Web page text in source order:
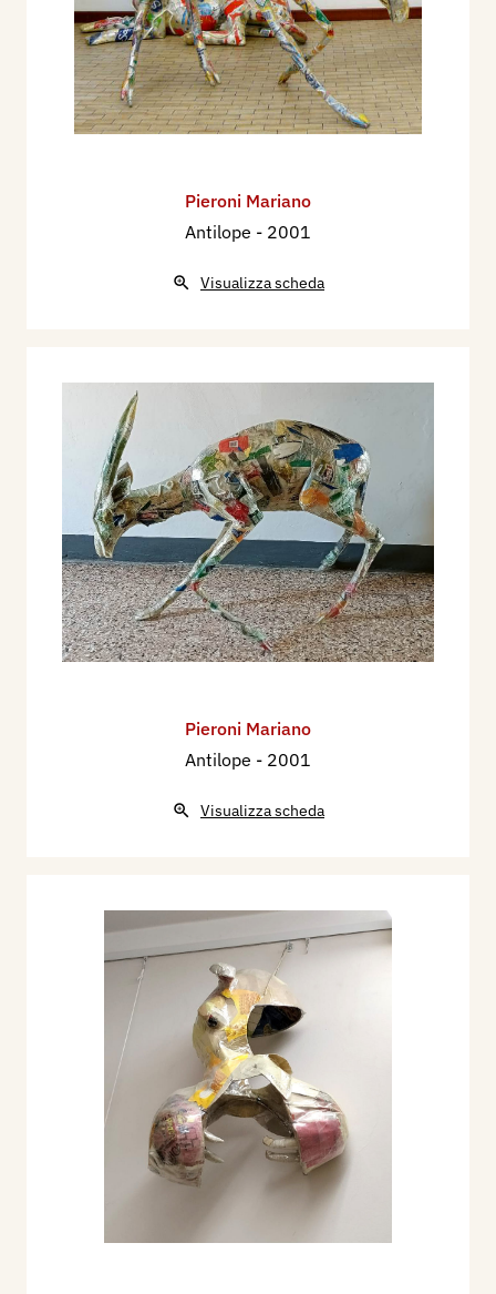
Pieroni Mariano
Antilope - 2001
Visualizza scheda
Pieroni Mariano
Antilope - 2001
Visualizza scheda